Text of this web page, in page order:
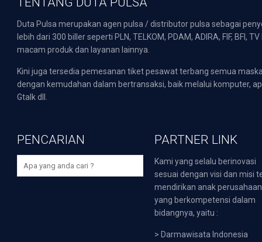
Duta Pulsa merupakan agen pulsa / distributor pulsa sebagai
lebih dari 300 biller seperti PLN, TELKOM, PDAM, ADIRA, FIF,
macam produk dan layanan lainnya.
Kini juga tersedia pemesanan tiket pesawat terbang semua
dengan kemudahan dalam bertransaksi, baik melalui komputer,
Gtalk dll.
PENCARIAN PARTNER LINK
Kami yang selalu berinovasi
sesuai dengan visi dan misi
mendirikan anak perusahaan
yang berkompetensi dalam
bidangnya, yaitu :
> Darmawisata Indonesia